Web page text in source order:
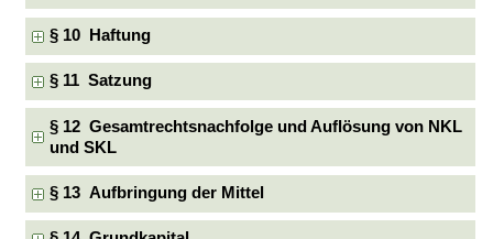
§ 10 Haftung
§ 11 Satzung
§ 12 Gesamtrechtsnachfolge und Auflösung von NKL
und SKL
§ 13 Aufbringung der Mittel